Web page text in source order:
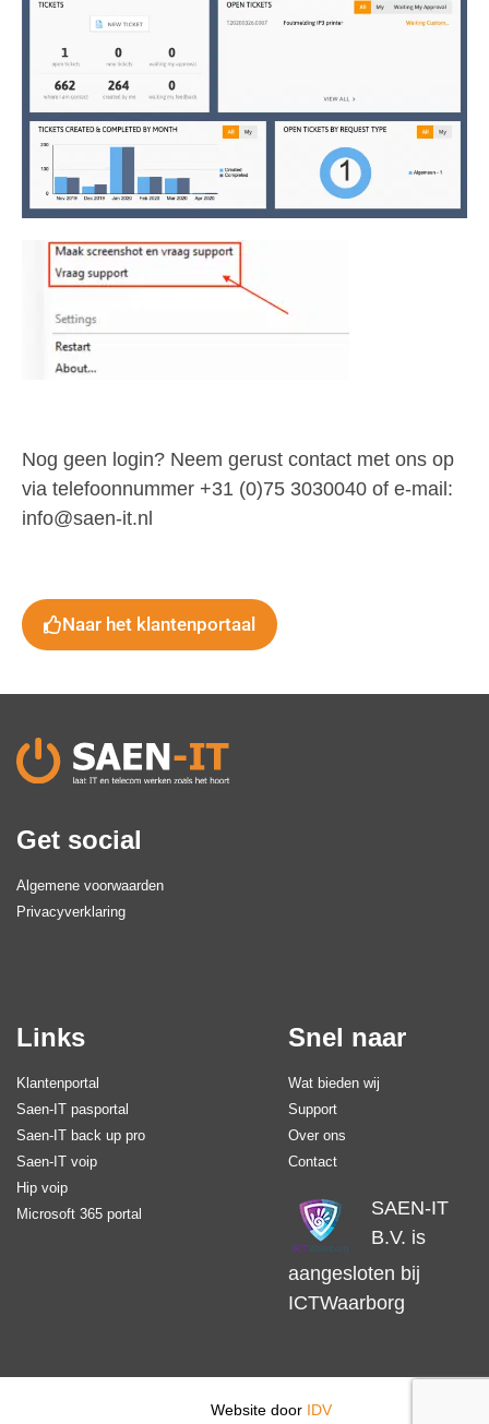
Nog geen login? Neem gerust contact met ons op
via telefoonnummer +31 (0)75 3030040 of e-mail:
info@saen-it.nl
Naar het klantenportaal
Get social
Algemene voorwaarden
Privacyverklaring
Links
Klantenportal
Saen-IT pasportal
Saen-IT back up pro
Saen-IT voip
Hip voip
Microsoft 365 portal
Snel naar
Wat bieden wij
Support
Over ons
Contact
SAEN-IT
B.V. is
aangesloten bij
ICTWaarborg
Website door IDV